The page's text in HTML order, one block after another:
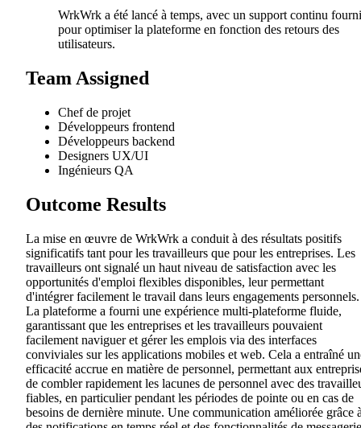
WrkWrk a été lancé à temps, avec un support continu fourni
pour optimiser la plateforme en fonction des retours des
utilisateurs.
Team Assigned
Chef de projet
Développeurs frontend
Développeurs backend
Designers UX/UI
Ingénieurs QA
Outcome Results
La mise en œuvre de WrkWrk a conduit à des résultats positifs
significatifs tant pour les travailleurs que pour les entreprises. Les
travailleurs ont signalé un haut niveau de satisfaction avec les
opportunités d'emploi flexibles disponibles, leur permettant
d'intégrer facilement le travail dans leurs engagements personnels.
La plateforme a fourni une expérience multi-plateforme fluide,
garantissant que les entreprises et les travailleurs pouvaient
facilement naviguer et gérer les emplois via des interfaces
conviviales sur les applications mobiles et web. Cela a entraîné
efficacité accrue en matière de personnel, permettant aux
de combler rapidement les lacunes de personnel avec des
fiables, en particulier pendant les périodes de pointe ou en cas de
besoins de dernière minute. Une communication améliorée grâce